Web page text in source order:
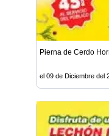
Pierna de Cerdo
el 09 de Diciembre del